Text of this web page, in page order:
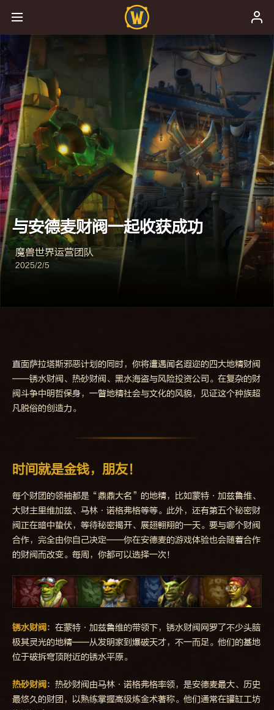
与安德麦财阀一起收获成功
魔兽世界运营团队
2025/2/5
直面萨拉塔斯邪恶计划的同时，你将遭遇闻名遐迩的四大地精财阀
——锈水财阀、热砂财阀、黑水海盗与风险投资公司。在复杂的财
阀斗争中明哲保身，一瞥地精社会与文化的风貌，见证这个种族超
凡脱俗的创造力。
时间就是金钱，朋友！
每个财团的领袖都是“鼎鼎大名”的地精，比如蒙特·加兹鲁维、
大财主里维加兹、马林·诺格弗格等等。此外，还有第五个秘密财
阀正在暗中蛰伏，等待秘密揭开、展翅翱翔的一天。要与哪个财阀
合作，完全由你自己决定——你在安德麦的游戏体验也会随着合作
的财阀而改变。每周，你都可以选择一次！
锈水财阀 ：在蒙特·加兹鲁维的带领下，锈水财阀网罗了不少头脑
极其灵光的地精——从发明家到爆破天才，不一而足。他们的基地
位于破拆穹顶附近的锈水平原。
热砂财阀 ：热砂财阀由马林·诺格弗格率领，是安德麦最大、历史
最悠久的财团，以熟练掌握高级炼金术著称。他们通常在罐缸工坊